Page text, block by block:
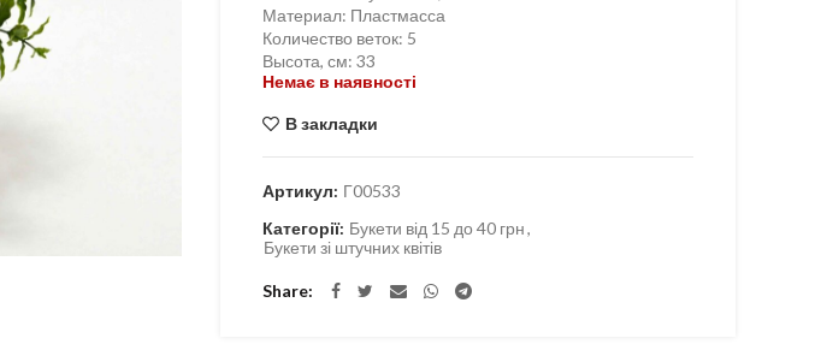
Материал: Пластмасса
Количество веток: 5
Высота, см: 33
Немає в наявності
В закладки
Артикул: Г00533
Категорії: Букети від 15 до 40 грн,
Букети зі штучних квітів
Share